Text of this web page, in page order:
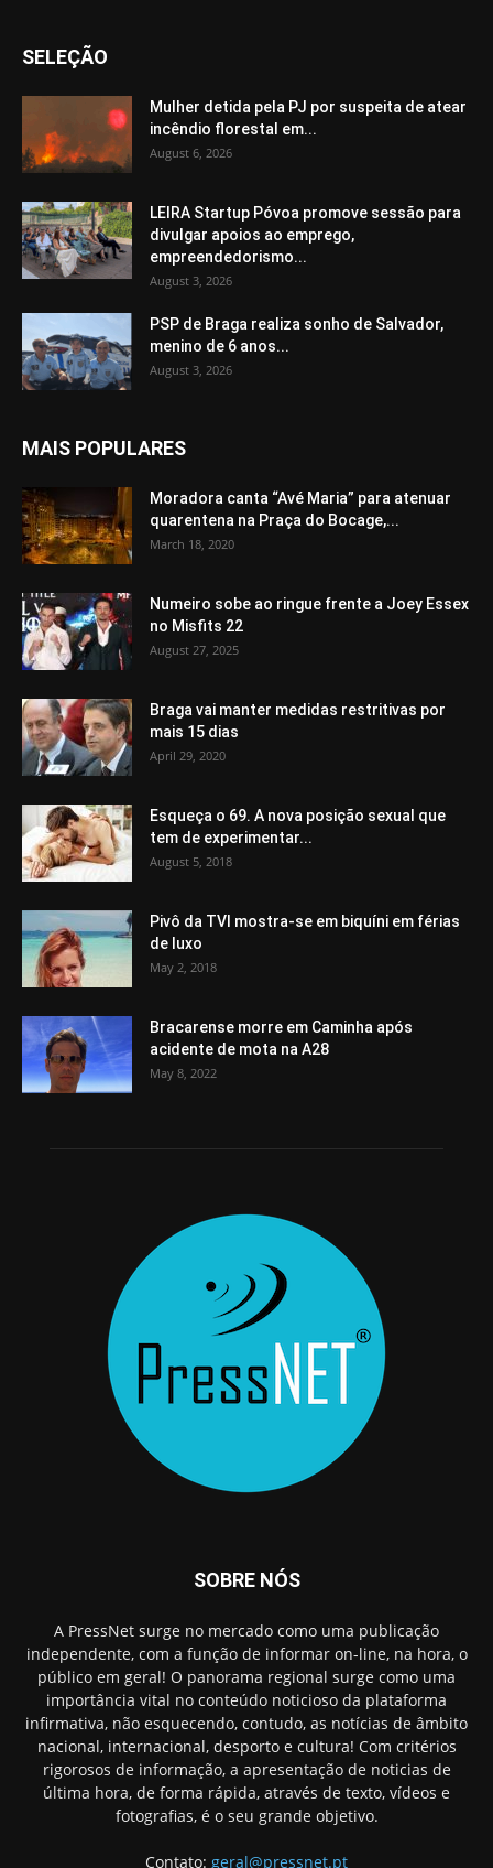
SELEÇÃO
Mulher detida pela PJ por suspeita de atear
incêndio florestal em...
August 6, 2026
LEIRA Startup Póvoa promove sessão para
divulgar apoios ao emprego,
empreendedorismo...
August 3, 2026
PSP de Braga realiza sonho de Salvador,
menino de 6 anos...
August 3, 2026
MAIS POPULARES
Moradora canta “Avé Maria” para atenuar
quarentena na Praça do Bocage,...
March 18, 2020
Numeiro sobe ao ringue frente a Joey Essex
no Misfits 22
August 27, 2025
Braga vai manter medidas restritivas por
mais 15 dias
April 29, 2020
Esqueça o 69. A nova posição sexual que
tem de experimentar...
August 5, 2018
Pivô da TVI mostra-se em biquíni em férias
de luxo
May 2, 2018
Bracarense morre em Caminha após
acidente de mota na A28
May 8, 2022
SOBRE NÓS
A PressNet surge no mercado como uma publicação
independente, com a função de informar on-line, na hora, o
público em geral! O panorama regional surge como uma
importância vital no conteúdo noticioso da plataforma
infirmativa, não esquecendo, contudo, as notícias de âmbito
nacional, internacional, desporto e cultura! Com critérios
rigorosos de informação, a apresentação de noticias de
última hora, de forma rápida, através de texto, vídeos e
fotografias, é o seu grande objetivo.
Contato: geral@pressnet.pt